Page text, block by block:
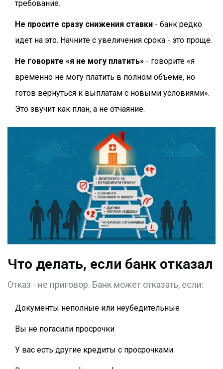
требование.
Не просите сразу снижения ставки - банк редко
идет на это. Начните с увеличения срока - это проще.
Не говорите «я не могу платить» - говорите «я
временно не могу платить в полном объеме, но
готов вернуться к выплатам с новыми условиями».
Это звучит как план, а не отчаяние.
Что делать, если банк отказал
Отказ - не приговор. Банк может отказать, если:
Документы неполные или неубедительные
Вы не погасили просрочки
У вас есть другие кредиты с просрочками